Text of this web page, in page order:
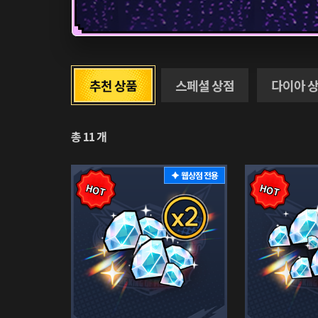
추천 상품 스페셜 상점 다이아
총11개
HOT
웹상점 전용
HOT